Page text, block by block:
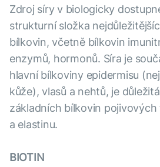
Zdroj síry v biologicky
strukturní složka
bílkovin, včetně bílkovin
enzymů, hormonů. Síra je
hlavní bílkoviny epidermisu
kůže), vlasů a nehtů, je
základních bílkovin pojivových
a elastinu.
BIOTIN